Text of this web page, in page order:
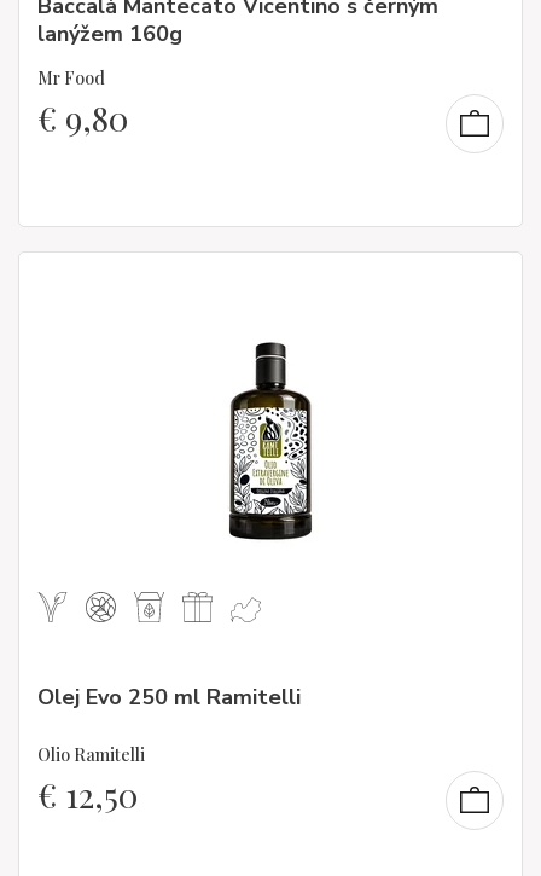
Baccalà Mantecato Vicentino s černým
lanýžem 160g
Mr Food
€ 9,80
Olej Evo 250 ml Ramitelli
Olio Ramitelli
€ 12,50